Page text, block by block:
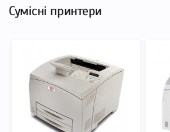
Сумісні принтери